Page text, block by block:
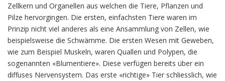
Zellkern und Organellen aus welchen die Tiere, Pflanzen und
Pilze hervorgingen. Die ersten, einfachsten Tiere waren im
Prinzip nicht viel anderes als eine Ansammlung von Zellen, wie
beispielsweise die Schwämme. Die ersten Wesen mit Geweben,
wie zum Beispiel Muskeln, waren Quallen und Polypen, die
sogenannten «Blumentiere». Diese verfügen bereits über ein
diffuses Nervensystem. Das erste «richtige» Tier schliesslich, wie